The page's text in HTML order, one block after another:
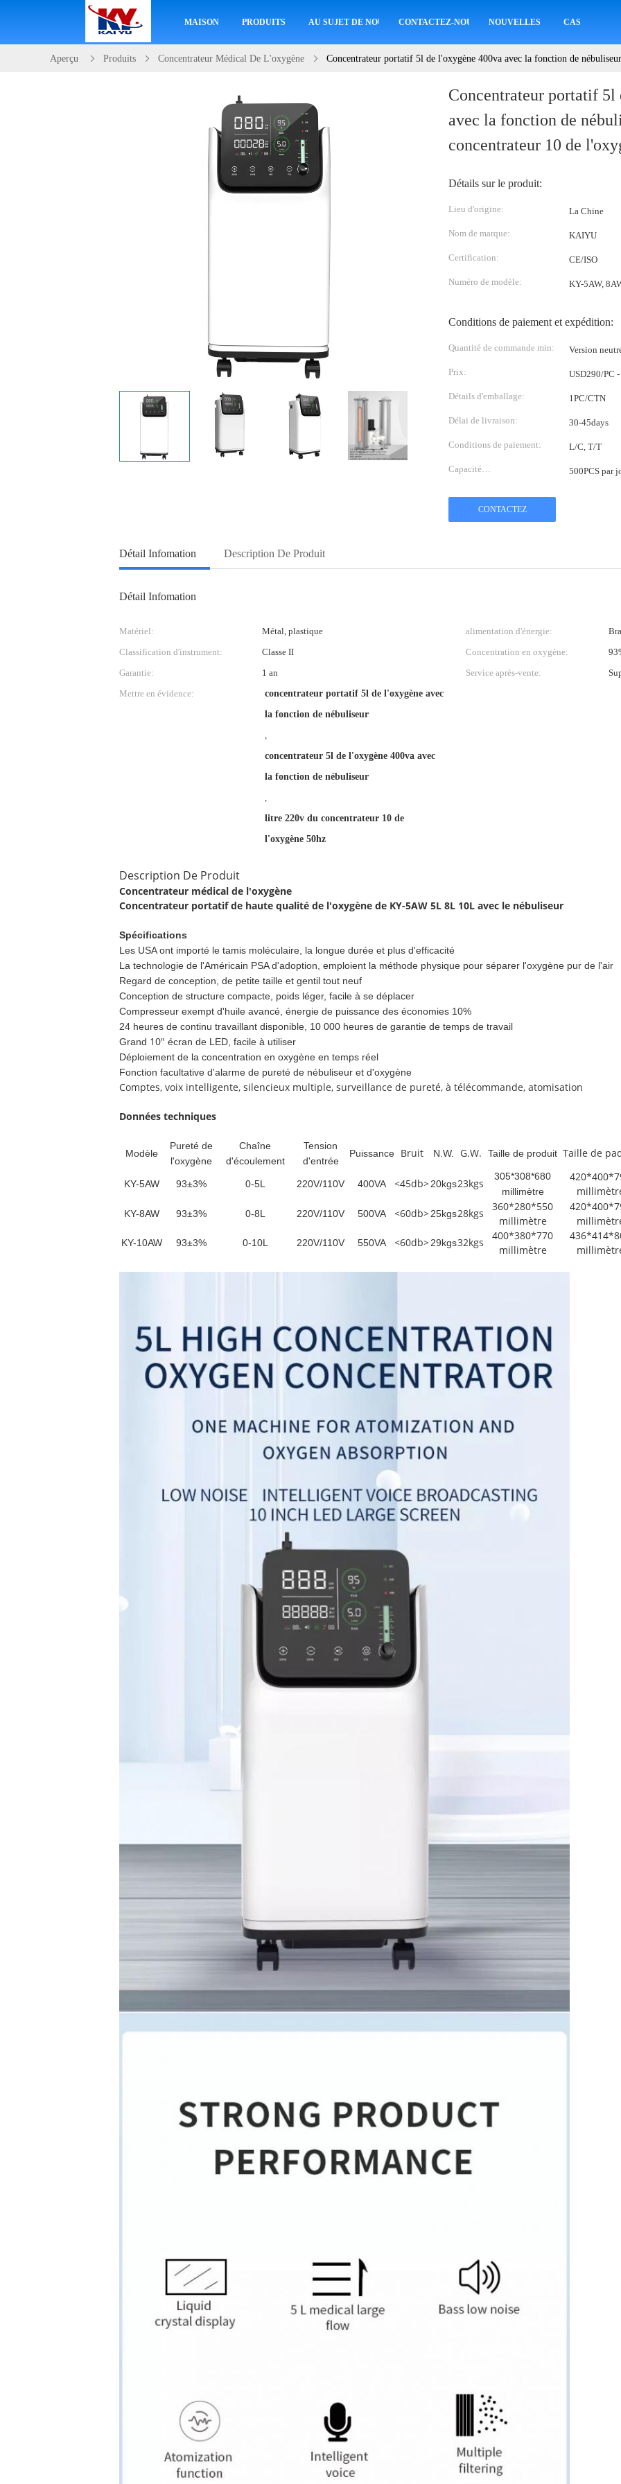
MAISON PRODUITS AU SUJET DE NOUS CONTACTEZ-NOUS NOUVELLES CAS
Aperçu Produits Concentrateur Médical De L'oxygène Concentrateur portatif 5l de l'oxygène 400va avec la fonction de
Concentrateur portatif 5l
avec la fonction de
concentrateur 10 de
Détails sur le produit:
Lieu d'origine: La Chine
Nom de marque: KAIYU
Certification: CE/ISO
Numéro de modèle: KY-5AW,
Conditions de paiement et expédition:
Quantité de commande min: Version
Prix: USD290/PC
Détails d'emballage: 1PC/CTN
Délai de livraison: 30-45days
Conditions de paiement: L/C, T/T
Capacité
500PCS par
CONTACTEZ
Détail Infomation Description De Produit
Détail Infomation
Matériel: Métal, plastique alimentation d'énergie:
Classification d'instrument:
Classe II Concentration en oxygène:
Garantie:
1 an Service après-vente:
Mettre en évidence:
concentrateur portatif 5l de l'oxygène avec
la fonction de nébuliseur
,
concentrateur 5l de l'oxygène 400va avec
la fonction de nébuliseur
,
litre 220v du concentrateur 10 de
l'oxygène 50hz
Description De Produit
Concentrateur médical de l'oxygène
Concentrateur portatif de haute qualité de l'oxygène de KY-5AW 5L 8L 10L avec le nébuliseur
Spécifications
Les USA ont importé le tamis moléculaire, la longue durée et plus d'efficacité
La technologie de l'Américain PSA d'adoption, emploient la méthode physique pour séparer l'oxygène pur de l'air
Regard de conception, de petite taille et gentil tout neuf
Conception de structure compacte, poids léger, facile à se déplacer
Compresseur exempt d'huile avancé, énergie de puissance des économies 10%
24 heures de continu travaillant disponible, 10 000 heures de garantie de temps de travail
Grand 10" écran de LED, facile à utiliser
Déploiement de la concentration en oxygène en temps réel
Fonction facultative d'alarme de pureté de nébuliseur et d'oxygène
Comptes, voix intelligente, silencieux multiple, surveillance de pureté, à télécommande, atomisation
Données techniques
Modèle
Pureté de
l'oxygène
Chaîne
d'écoulement
Tension
d'entrée
Puissance Bruit N.W. G.W. Taille de produit Taille de
KY-5AW 93±3% 0-5L 220V/110V 400VA <45db>20kgs23kgs
305*308*680
millimètre
KY-8AW 93±3% 0-8L 220V/110V 500VA <60db>25kgs28kgs
360*280*550
millimètre
KY-10AW 93±3% 0-10L 220V/110V 550VA <60db>29kgs32kgs
400*380*770
millimètre